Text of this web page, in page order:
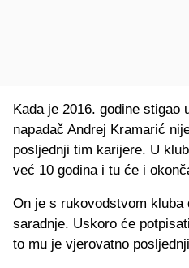
Kada je 2016. godine stigao
napadač Andrej Kramarić
posljednji tim karijere. U
već 10 godina i tu će i
On je s rukovodstvom kluba
saradnje. Uskoro će
to mu je vjerovatno